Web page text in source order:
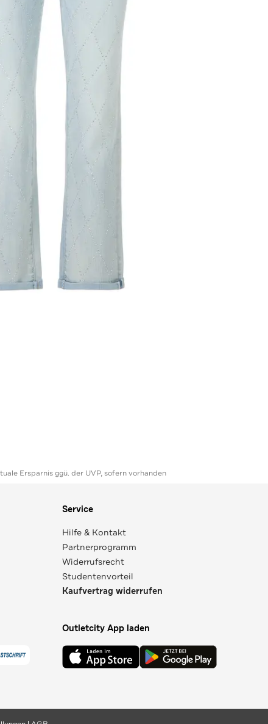
Ersparnis ggü. der UVP, sofern vorhanden
Service
Hilfe & Kontakt
Partnerprogramm
Widerrufsrecht
Studentenvorteil
Kaufvertrag widerrufen
Outletcity App laden